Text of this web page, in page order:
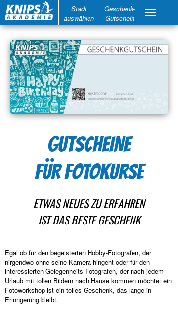
Stadt
auswählen
Geschenk-
Gutschein
GUTSCHEINE
FÜR FOTOKURSE
ETWAS NEUES ZU ERFAHREN
IST DAS BESTE GESCHENK
Egal ob für den begeisterten Hobby-Fotografen, der
nirgendwo ohne seine Kamera hingeht oder für den
interessierten Gelegenheits-Fotografen, der nach jedem
Urlaub mit tollen Bildern nach Hause kommen möchte: ein
Fotoworkshop ist ein tolles Geschenk, das lange in
Erinngerung bleibt.